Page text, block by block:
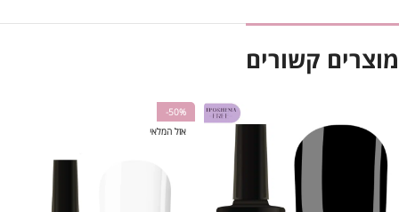
מוצרים קשורים
-50%
אזל המלאי